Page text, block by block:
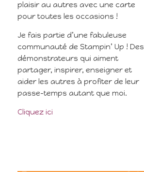
plaisir au autres avec une carte
pour toutes les occasions !
Je fais partie d’une fabuleuse
communauté de Stampin’ Up ! Des
démonstrateurs qui aiment
partager, inspirer, enseigner et
aider les autres à profiter de leur
passe-temps autant que moi.
Cliquez ici